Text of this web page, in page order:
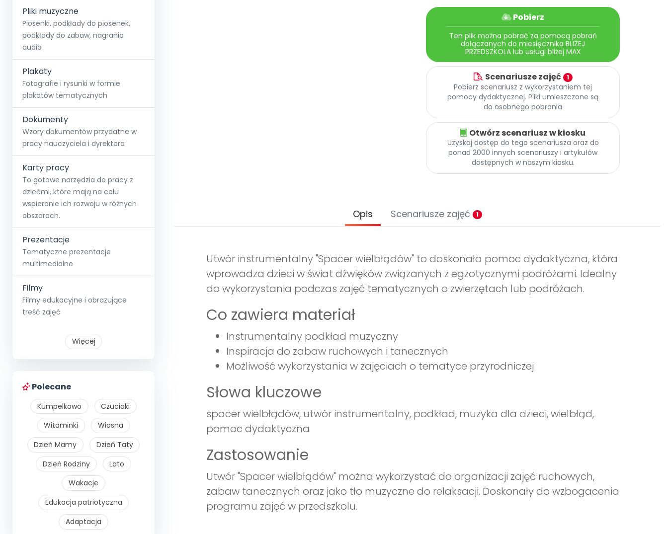
Pliki muzyczne
Piosenki, podkłady do piosenek,
podkłady do zabaw, nagrania
audio
Plakaty
Fotografie i rysunki w formie
plakatów tematycznych
Dokumenty
Wzory dokumentów przydatne w
pracy nauczyciela i dyrektora
Karty pracy
To gotowe narzędzia do pracy z
dziećmi, które mają na celu
wspieranie ich rozwoju w różnych
obszarach.
Prezentacje
Tematyczne prezentacje
multimedialne
Filmy
Filmy edukacyjne i obrazujące
treść zajęć
Więcej
Polecane
Kumpelkowo
Czuciaki
Witaminki
Wiosna
Dzień Mamy
Dzień Taty
Dzień Rodziny
Lato
Wakacje
Edukacja patriotyczna
Adaptacja
Pobierz
Ten plik można pobrać za pomocą pobrań
dołączanych do miesięcznika BLIŻEJ
PRZEDSZKOLA lub usługi bliżej MAX
Scenariusze zajęć 1
Pobierz scenariusz z wykorzystaniem tej
pomocy dydaktycznej. Pliki umieszczone są
do osobnego pobrania
Otwórz scenariusz w kiosku
Uzyskaj dostęp do tego scenariusza oraz do
ponad 2000 innych scenariuszy i artykułów
dostępnych w naszym kiosku.
Opis Scenariusze zajęć 1
Utwór instrumentalny "Spacer wielbłądów" to doskonała pomoc dydaktyczna, która
wprowadza dzieci w świat dźwięków związanych z egzotycznymi podróżami. Idealny
do wykorzystania podczas zajęć tematycznych o zwierzętach lub podróżach.
Co zawiera materiał
Instrumentalny podkład muzyczny
Inspiracja do zabaw ruchowych i tanecznych
Możliwość wykorzystania w zajęciach o tematyce przyrodniczej
Słowa kluczowe
spacer wielbłądów, utwór instrumentalny, podkład, muzyka dla dzieci, wielbłąd,
pomoc dydaktyczna
Zastosowanie
Utwór "Spacer wielbłądów" można wykorzystać do organizacji zajęć ruchowych,
zabaw tanecznych oraz jako tło muzyczne do relaksacji. Doskonały do wzbogacenia
programu zajęć w przedszkolu.